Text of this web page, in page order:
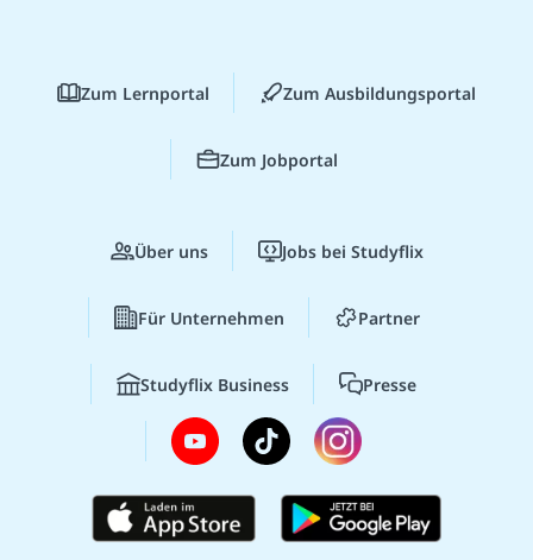
Zum Lernportal Zum Ausbildungsportal
Zum Jobportal
Über uns Jobs bei Studyflix
Für Unternehmen Partner
Studyflix Business Presse